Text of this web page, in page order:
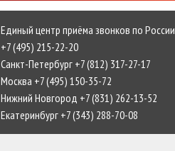
Единый центр приёма звонков по России
+7 (495) 215-22-20
Санкт-Петербург +7 (812) 317-27-17
Москва +7 (495) 150-35-72
Нижний Новгород +7 (831) 262-13-52
Екатеринбург +7 (343) 288-70-08